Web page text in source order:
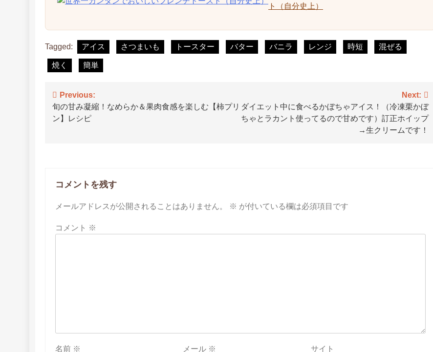
ト（自分史上）
Tagged: アイス さつまいも トースター バター バニラ レンジ 時短 混ぜる
焼く 簡単
投
稿
ー
シ
ン
Previous:
旬の甘み凝縮！なめらか＆果肉食感を楽しむ【柿プリ
ン】レシピ
Next:
ダイエット中に食べるかぼちゃアイス！（冷凍栗かぼ
ちゃとラカント使ってるので甘めです）訂正ホイップ
→生クリームです！
コメントを残す
メールアドレスが公開されることはありません。 ※ が付いている欄は必須項目です
コメント ※
名前 ※ メール ※ サイト